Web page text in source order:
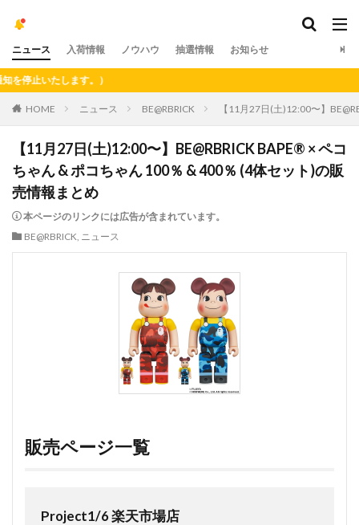
ニュース 入荷情報 ノウハウ 抽選情報 お知らせ
いたします。）
HOME ニュース BE@RBRICK 【11月27日(土)12:00〜】
【11月27日(土)12:00〜】BE@RBRICK BAPE®︎ × ペコ
ちゃん & ポコちゃん 100％ & 400％ (4体セット)の販
売情報まとめ
本ページのリンクには広告が含まれています。
BE@RBRICK, ニュース
販売ページ一覧
Project1/6 楽天市場店